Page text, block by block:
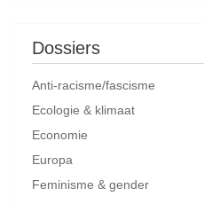
Dossiers
Anti-racisme/fascisme
Ecologie & klimaat
Economie
Europa
Feminisme & gender